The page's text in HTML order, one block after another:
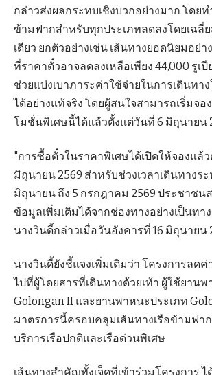
กล่าวส่งผลกระทบเชิงบวกอย่างมาก โดยท
ข้ามฟากสำหรับทุกประเภทลดลงโดยเฉลี่ย
เดียว ยกตัวอย่างเช่น เส้นทางยอดนิยมอย่า
ที่ราคาตั๋วอาจลดลงเหลือเพียง 44,000 รูเ
ช่วยแบ่งเบาภาระค่าใช้จ่ายในการเดินทา
ได้อย่างแท้จริง โดยผู้สนใจสามารถเริ่มจอ
โมชั่นพิเศษนี้ได้แล้วตั้งแต่วันที่ 6 มิถุนายน
"การซื้อตั๋วในราคาพิเศษได้เปิดให้จองแล้
มิถุนายน 2569 สำหรับช่วงเวลาเดินทางร
มิถุนายน ถึง 5 กรกฎาคม 2569 ประชาชน
ข้อมูลเพิ่มเติมได้จากช่องทางอย่างเป็นทาง
นางวินดี้กล่าวเมื่อวันอังคารที่ 16 มิถุนายน
นางวินดี้ยังชี้แจงเพิ่มเติมว่า โครงการลด
ไปที่ผู้โดยสารที่เดินทางด้วยเท้า ผู้ใช้ยาน
Golongan II และยานพาหนะประเภท
มาตรการนี้ครอบคลุมเส้นทางเรือข้ามฟาก
บริการเรือปกติและเรือด่วนพิเศษ
เส้นทางสำคัญทั้งเจ็ดที่เข้าร่วมโครงการ ไ